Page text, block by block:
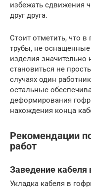
избежать сдвижения
друг друга.
Стоит отметить, что
трубы, не
изделия значительно
становиться не
случаях один
остальные
деформирования
нахождения конца
Рекомендации
работ
Заведение кабеля
Укладка кабеля в